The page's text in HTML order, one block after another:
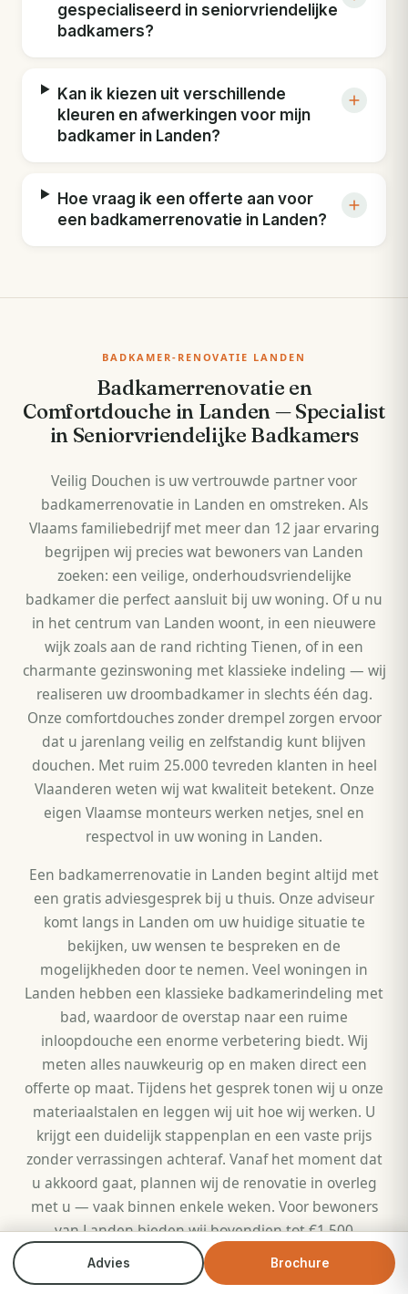
Advies Brochure
gespecialiseerd in seniorvriendelijke
badkamers?
Kan ik kiezen uit verschillende
kleuren en afwerkingen voor mijn
badkamer in Landen?
Hoe vraag ik een offerte aan voor
een badkamerrenovatie in Landen?
BADKAMER-RENOVATIE LANDEN
Badkamerrenovatie en
Comfortdouche in Landen — Specialist
in Seniorvriendelijke Badkamers
Veilig Douchen is uw vertrouwde partner voor
badkamerrenovatie in Landen en omstreken. Als
Vlaams familiebedrijf met meer dan 12 jaar ervaring
begrijpen wij precies wat bewoners van Landen
zoeken: een veilige, onderhoudsvriendelijke
badkamer die perfect aansluit bij uw woning. Of u nu
in het centrum van Landen woont, in een nieuwere
wijk zoals aan de rand richting Tienen, of in een
charmante gezinswoning met klassieke indeling — wij
realiseren uw droombadkamer in slechts één dag.
Onze comfortdouches zonder drempel zorgen ervoor
dat u jarenlang veilig en zelfstandig kunt blijven
douchen. Met ruim 25.000 tevreden klanten in heel
Vlaanderen weten wij wat kwaliteit betekent. Onze
eigen Vlaamse monteurs werken netjes, snel en
respectvol in uw woning in Landen.
Een badkamerrenovatie in Landen begint altijd met
een gratis adviesgesprek bij u thuis. Onze adviseur
komt langs in Landen om uw huidige situatie te
bekijken, uw wensen te bespreken en de
mogelijkheden door te nemen. Veel woningen in
Landen hebben een klassieke badkamerindeling met
bad, waardoor de overstap naar een ruime
inloopdouche een enorme verbetering biedt. Wij
meten alles nauwkeurig op en maken direct een
offerte op maat. Tijdens het gesprek tonen wij u onze
materiaalstalen en leggen wij uit hoe wij werken. U
krijgt een duidelijk stappenplan en een vaste prijs
zonder verrassingen achteraf. Vanaf het moment dat
u akkoord gaat, plannen wij de renovatie in overleg
met u — vaak binnen enkele weken. Voor bewoners
van Landen bieden wij bovendien tot €1.500
inruilkorting op uw oude badkuip of douchebak.
Bel direct Brochure